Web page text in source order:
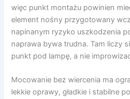
więc punkt montażu powinien
element nośny przygotowany
napinanym ryzyko uszkodzenia
naprawa bywa trudna. Tam liczy
punkt pod lampę, a nie
Mocowanie bez wiercenia ma
lekkie oprawy, gładkie i stabilne